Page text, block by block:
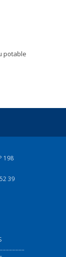
potable
198
39